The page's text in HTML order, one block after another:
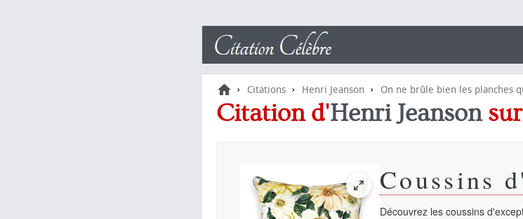
› Citations › Henri Jeanson › On ne brûle bien les planches
Citation d'Henri Jeansonsur
Coussins
Découvrez les coussins